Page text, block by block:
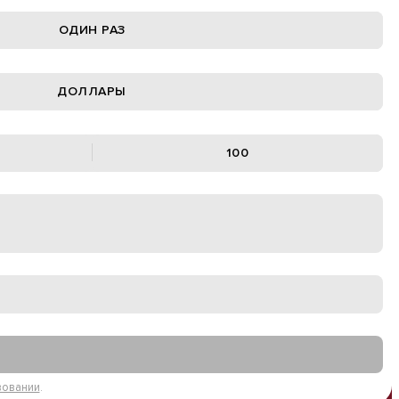
ОДИН РАЗ
ДОЛЛАРЫ
100
.